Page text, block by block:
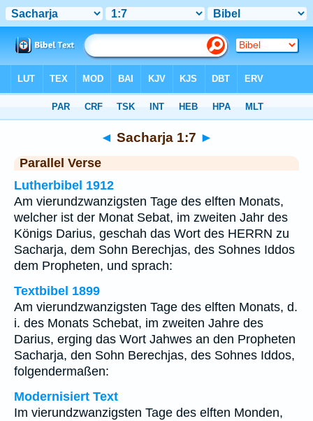
◄ Sacharja 1:7 ►
Parallel Verse
Lutherbibel 1912
Am vierundzwanzigsten Tage des elften Monats,
welcher ist der Monat Sebat, im zweiten Jahr des
Königs Darius, geschah das Wort des HERRN zu
Sacharja, dem Sohn Berechjas, des Sohnes Iddos
dem Propheten, und sprach:
Textbibel 1899
Am vierundzwanzigsten Tage des elften Monats, d.
i. des Monats Schebat, im zweiten Jahre des
Darius, erging das Wort Jahwes an den Propheten
Sacharja, den Sohn Berechjas, des Sohnes Iddos,
folgendermaßen:
Modernisiert Text
Im vierundzwanzigsten Tage des elften Monden,